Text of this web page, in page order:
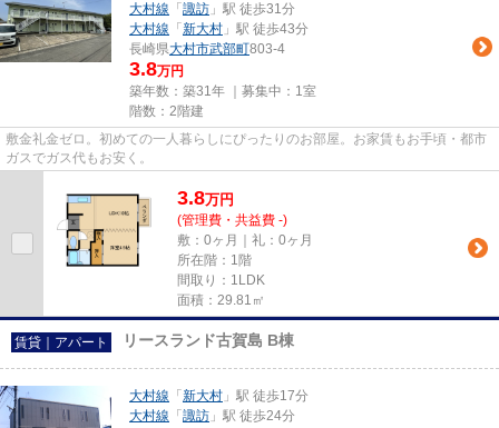
大村線 「 諏訪 」駅 徒歩31分
大村線 「 新大村 」駅 徒歩43分
長崎県大村市武部町803-4
3.8万円
築年数：築31年 ｜募集中： 1室
階数：2階建
敷金礼金ゼロ。初めての一人暮らしにぴったりのお部屋。お家賃もお手頃・都市
ガスでガス代もお安く。
3.8万円
(管理費・共益費 -)
敷：0ヶ月｜礼：0ヶ月
所在階：1階
間取り：1LDK
面積：29.81㎡
賃貸｜アパート リースランド古賀島 B棟
大村線 「 新大村 」駅 徒歩17分
大村線 「 諏訪 」駅 徒歩24分